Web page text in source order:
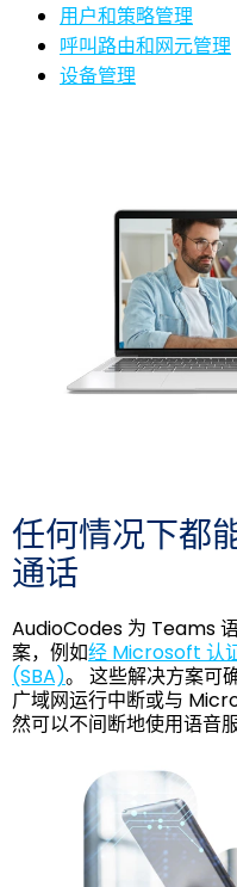
用户和策略管理
呼叫路由和网元管理
设备管理
任何情况下都
通话
AudioCodes 为 Teams
案，例如经 Microsoft 认
(SBA)。 这些解决方案
广域网运行中断或与
然可以不间断地使用语音服